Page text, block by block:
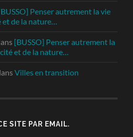
Penser autrement la vie
et de la nature…
[BUSSO] Penser autrement la
et de la nature…
Villes en transition
SITE PAR EMAIL.